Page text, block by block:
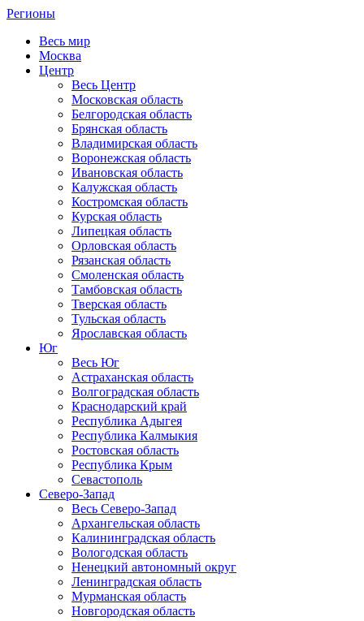
Регионы
Весь мир
Москва
Центр
Весь Центр
Московская область
Белгородская область
Брянская область
Владимирская область
Воронежская область
Ивановская область
Калужская область
Костромская область
Курская область
Липецкая область
Орловская область
Рязанская область
Смоленская область
Тамбовская область
Тверская область
Тульская область
Ярославская область
Юг
Весь Юг
Астраханская область
Волгоградская область
Краснодарский край
Республика Адыгея
Республика Калмыкия
Ростовская область
Республика Крым
Севастополь
Северо-Запад
Весь Северо-Запад
Архангельская область
Калининградская область
Вологодская область
Ненецкий автономный округ
Ленинградская область
Мурманская область
Новгородская область